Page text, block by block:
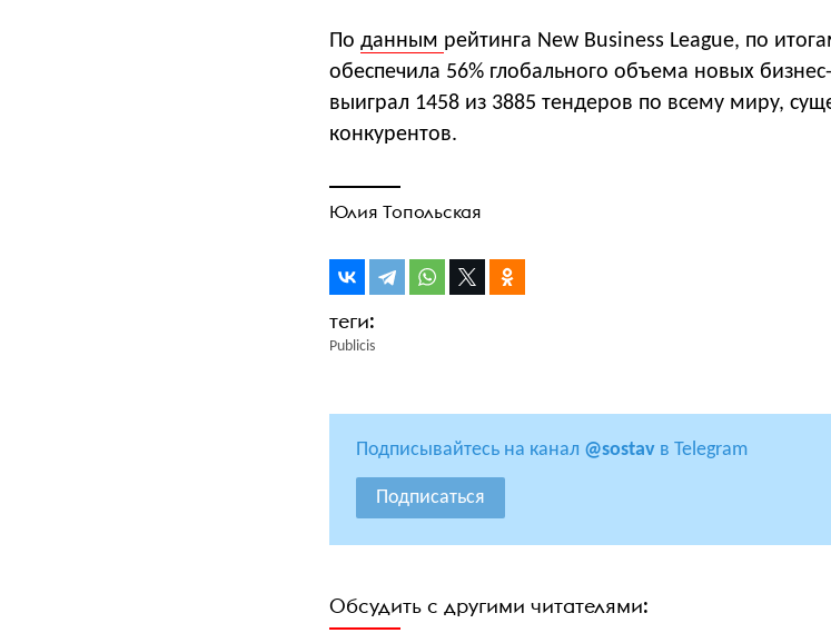
По данным рейтинга New Business League, по
обеспечила 56% глобального объема новых
выиграл 1458 из 3885 тендеров по всему миру,
конкурентов.
Юлия Топольская
Publicis
Подписывайтесь на канал @sostav в Telegram
Подписаться
Обсудить с другими читателями: